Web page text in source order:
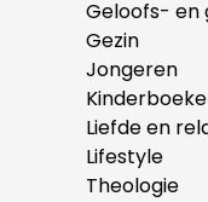
Geloofs- en
Gezin
Jongeren
Liefde en
Lifestyle
Theologie